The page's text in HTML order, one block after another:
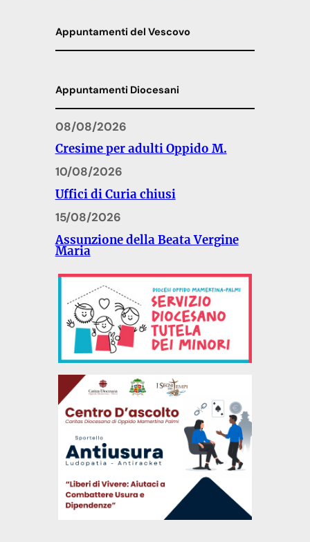
Appuntamenti del Vescovo
Appuntamenti Diocesani
08/08/2026
Cresime per adulti Oppido M.
10/08/2026
Uffici di Curia chiusi
15/08/2026
Assunzione della Beata Vergine
Maria